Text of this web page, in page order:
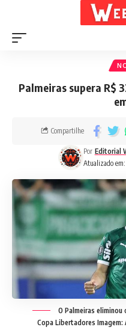
Palmeiras supera R$
Atualizado
Por Editorial
Compartilhe
O Palmeiras
Copa Libertadores Imagem: